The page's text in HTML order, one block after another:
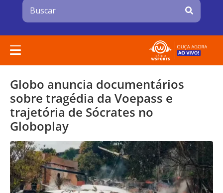
Globo anuncia documentários
sobre tragédia da Voepass e
trajetória de Sócrates no
Globoplay